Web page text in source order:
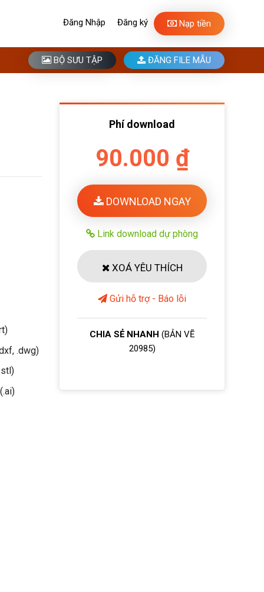
Đăng Nhập Đăng ký Nạp tiền
BỘ SƯU TẬP ĐĂNG FILE MẪU
.dwg)
Phí download
90.000 ₫
DOWNLOAD NGAY
Link download dự phòng
XOÁ YÊU THÍCH
Gửi hỗ trợ - Báo lỗi
CHIA SẺ NHANH (BẢN VẼ
20985)